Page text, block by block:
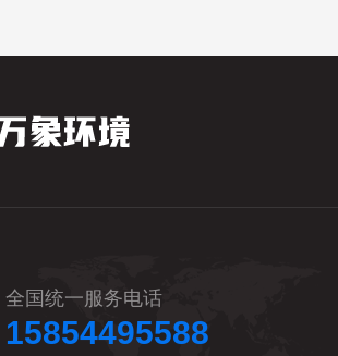
全国统一服务电话
15854495588